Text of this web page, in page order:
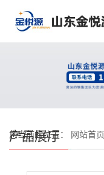
产品展厅
您当前的位置： 网站首页